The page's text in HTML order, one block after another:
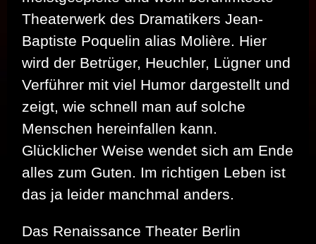
Theaterwerk des Dramatikers Jean-
Baptiste Poquelin alias Molière. Hier
wird der Betrüger, Heuchler, Lügner und
Verführer mit viel Humor dargestellt und
zeigt, wie schnell man auf solche
Menschen hereinfallen kann.
Glücklicher Weise wendet sich am Ende
alles zum Guten. Im richtigen Leben ist
das ja leider manchmal anders.
Das Renaissance Theater Berlin